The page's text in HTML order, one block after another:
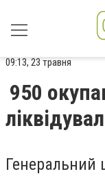
09:13, 23 травня
950
Генеральний